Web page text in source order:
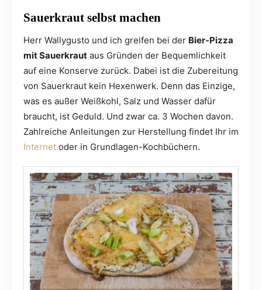
Sauerkraut selbst machen
Herr Wallygusto und ich greifen bei der Bier-Pizza
mit Sauerkraut aus Gründen der Bequemlichkeit
auf eine Konserve zurück. Dabei ist die Zubereitung
von Sauerkraut kein Hexenwerk. Denn das Einzige,
was es außer Weißkohl, Salz und Wasser dafür
braucht, ist Geduld. Und zwar ca. 3 Wochen davon.
Zahlreiche Anleitungen zur Herstellung findet Ihr im
Internet oder in Grundlagen-Kochbüchern.